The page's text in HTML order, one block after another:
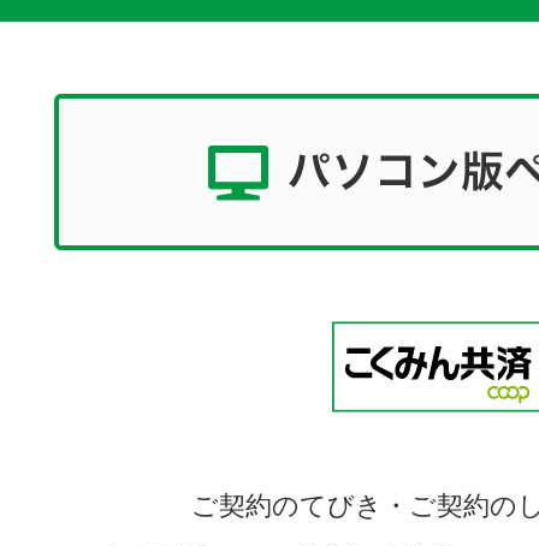
ご契約のてびき・ご契約の